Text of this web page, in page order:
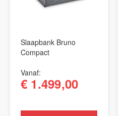
Slaapbank Bruno
Compact
Vanaf
€ 1.499,00